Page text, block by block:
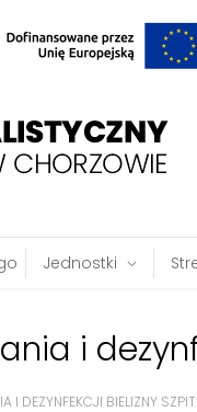
Jednostki
i
I DEZYNFEKCJI BIELIZNY